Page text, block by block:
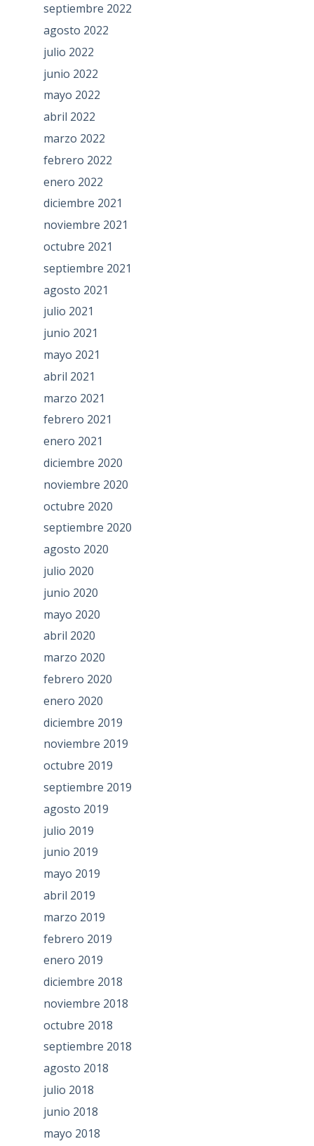
septiembre 2022
agosto 2022
julio 2022
junio 2022
mayo 2022
abril 2022
marzo 2022
febrero 2022
enero 2022
diciembre 2021
noviembre 2021
octubre 2021
septiembre 2021
agosto 2021
julio 2021
junio 2021
mayo 2021
abril 2021
marzo 2021
febrero 2021
enero 2021
diciembre 2020
noviembre 2020
octubre 2020
septiembre 2020
agosto 2020
julio 2020
junio 2020
mayo 2020
abril 2020
marzo 2020
febrero 2020
enero 2020
diciembre 2019
noviembre 2019
octubre 2019
septiembre 2019
agosto 2019
julio 2019
junio 2019
mayo 2019
abril 2019
marzo 2019
febrero 2019
enero 2019
diciembre 2018
noviembre 2018
octubre 2018
septiembre 2018
agosto 2018
julio 2018
junio 2018
mayo 2018